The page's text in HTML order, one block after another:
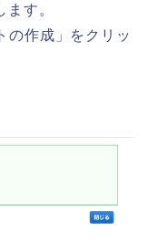
す。
の作成」をクリッ